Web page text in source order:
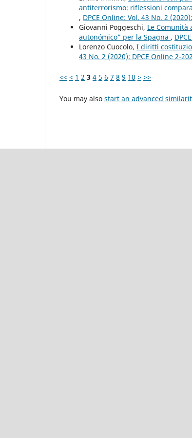
antiterrorismo: riflessioni
, DPCE Online: Vol. 43 No. 2
Giovanni Poggeschi, Le Comunità
autonómico” per la Spagna ,
Lorenzo Cuocolo, I diritti
43 No. 2 (2020): DPCE Online 2-
<< < 1 2 3 4 5 6 7 8 9 10 > >>
You may also start an advanced